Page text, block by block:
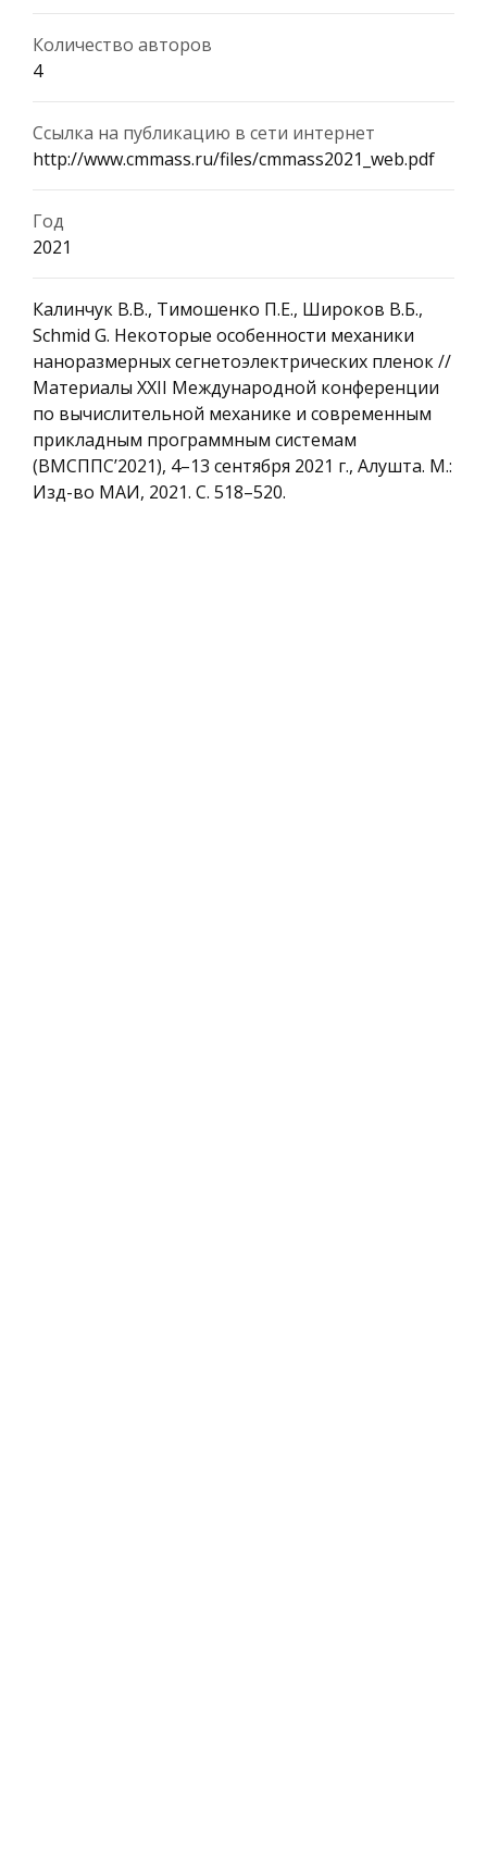
Количество авторов
4
Ссылка на публикацию в сети интернет
http://www.cmmass.ru/files/cmmass2021_web.pdf
Год
2021
Калинчук В.В., Тимошенко П.Е., Широков В.Б.,
Schmid G. Некоторые особенности механики
наноразмерных сегнетоэлектрических пленок //
Материалы XXII Международной конференции
по вычислительной механике и современным
прикладным программным системам
(ВМСППС’2021), 4–13 сентября 2021 г., Алушта. М.:
Изд-во МАИ, 2021. С. 518–520.